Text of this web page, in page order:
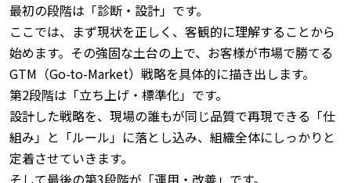
最初の段階は「診断・設計」です。
ここでは、まず現状を正しく、客観的に理解することから
始めます。 その強固な土台の上で、お客様が市場で勝てる
GTM（Go-to-Market）戦略を具体的に描き出します。
第2段階は「立ち上げ・標準化」です。
設計した戦略を、現場の誰もが同じ品質で再現できる「仕
組み」と「ルール」に落とし込み、組織全体にしっかりと
定着させていきます。
そして最後の第3段階が「運用・改善」です。